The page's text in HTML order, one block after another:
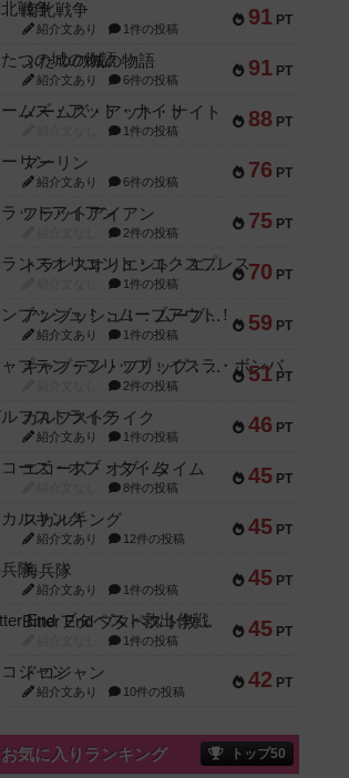
91 PT
南北戦争
紹介文あり 1件の投稿
91 PT
ふたつの城の物語
紹介文あり 6件の投稿
88 PT
ノームズ・アット・ナイト
1件の投稿
76 PT
マーリン
紹介文あり 6件の投稿
75 PT
フラットアイアン
2件の投稿
70 PT
トランスオリエント・エクスプレス
1件の投稿
59 PT
アンブッシュ！：ムーブアウト！
紹介文あり 1件の投稿
51 PT
キャプテン・フリップ：イスラ・ボンバ
2件の投稿
46 PT
ガルフストライク
紹介文あり 1件の投稿
45 PT
エコーズ・オブ・タイム
8件の投稿
45 PT
スカルキング
紹介文あり 12件の投稿
45 PT
海兵隊
紹介文あり 1件の投稿
45 PT
Bitter End ブタペスト救出作戦
1件の投稿
42 PT
ドコジャン
紹介文あり 10件の投稿
お気に入りランキング トップ50